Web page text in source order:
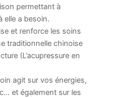
permettant à
elle a besoin.
et renforce les soins
traditionnelle chinoise
(L’acupressure en
agit sur vos énergies,
et également sur les